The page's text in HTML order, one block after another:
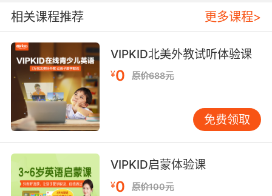
作反馈，契合儿童好动天性。据哈佛大学教育研
究院实验，带有动态元素的教具可使专注度提升
40%。
三、课堂应用与家庭延伸
在VIPKID在线课堂中，教师可实时指导孩子用自
制卡片完成“单词接龙”游戏：学员手持“CAT”卡片
后，需快速找到以T开头的“TIGER”并朗读。家长
则可拓展“单词寻宝”活动，将卡片藏在家居角
落，引导孩子用英语描述位置（如“The book is
under the BOX”）。值得注意的是，剑桥大学语
言实验室的追踪数据显示，家庭手工教具的使用
频率与儿童词汇量增长呈显著正相关。
相关课程推荐 更多课程>
VIPKID北美外教试听体验课
¥0 原价688元
免费领取
VIPKID启蒙体验课
¥0 原价100元